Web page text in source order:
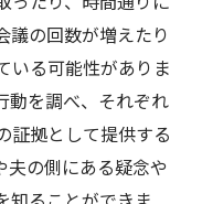
議の回数が増えたり
いる可能性がありま
動を調べ、それぞれ
証拠として提供する
夫の側にある疑念や